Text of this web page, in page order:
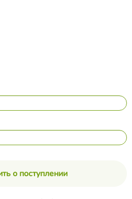
о поступлении